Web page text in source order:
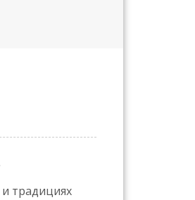
и традициях